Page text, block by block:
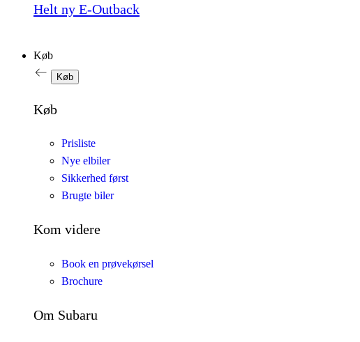
Helt ny E-Outback
Køb
Køb
Køb
Prisliste
Nye elbiler
Sikkerhed først
Brugte biler
Kom videre
Book en prøvekørsel
Brochure
Om Subaru